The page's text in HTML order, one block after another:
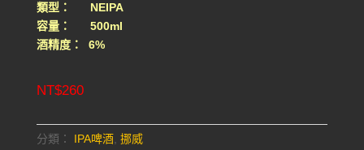
類型： NEIPA
容量： 500ml
酒精度： 6%
NT$260
分類： IPA啤酒, 挪威